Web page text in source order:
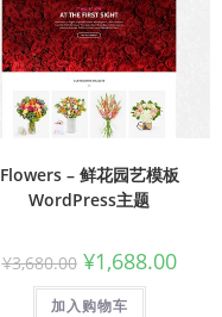
Flowers – 鲜花园艺模板
WordPress主题
¥3,680.00 ¥1,688.00
加入购物车